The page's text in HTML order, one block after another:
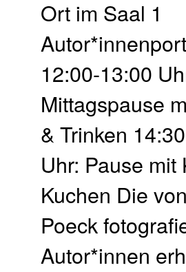
Ort im Saal 1
12:00-13:00
Mittagspause
& Trinken
Uhr: Pause mit
Kuchen Die
Poeck
Autor*innen